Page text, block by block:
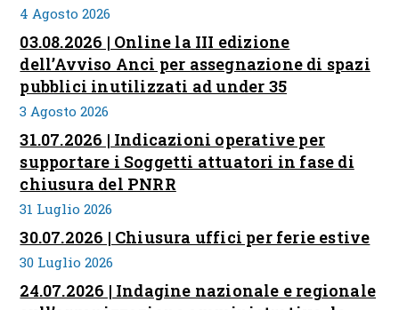
4 Agosto 2026
03.08.2026 | Online la III edizione
dell’Avviso Anci per assegnazione di spazi
pubblici inutilizzati ad under 35
3 Agosto 2026
31.07.2026 | Indicazioni operative per
supportare i Soggetti attuatori in fase di
chiusura del PNRR
31 Luglio 2026
30.07.2026 | Chiusura uffici per ferie estive
30 Luglio 2026
24.07.2026 | Indagine nazionale e regionale